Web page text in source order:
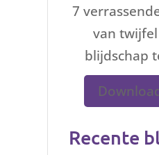
7
van
blijdschap
Recente